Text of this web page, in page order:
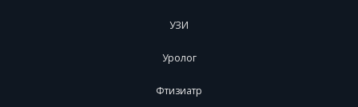
УЗИ
Уролог
Фтизиатр